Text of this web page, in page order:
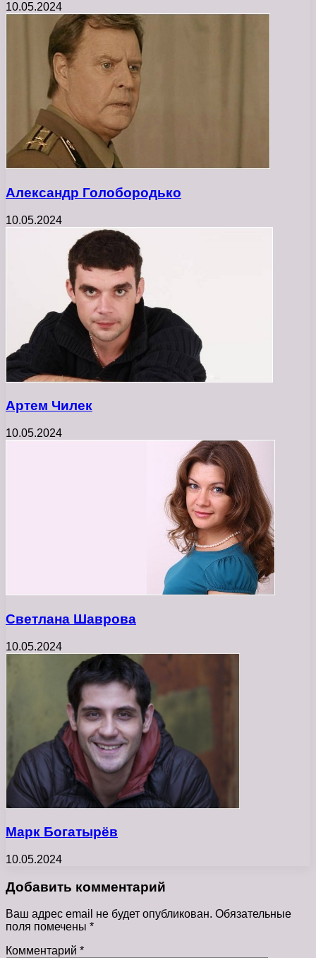
10.05.2024
Александр Голобородько
10.05.2024
Артем Чилек
10.05.2024
Светлана Шаврова
10.05.2024
Марк Богатырёв
10.05.2024
Добавить комментарий
Ваш адрес email не будет опубликован. Обязательные
поля помечены *
Комментарий *